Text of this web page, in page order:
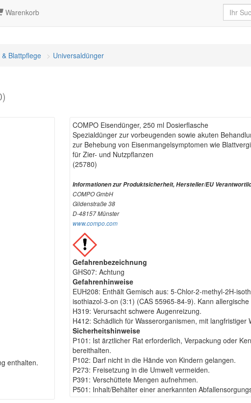
Warenkorb
Blattpflege Universaldünger
enthalten.
COMPO Eisendünger, 250 ml Dosierflasche
Spezialdünger zur vorbeugenden sowie akuten
zur Behebung von Eisenmangelsymptomen wie
für Zier- und Nutzpflanzen
(25780)
Informationen zur Produktsicherheit, Hersteller/EU
COMPO GmbH
Gildenstraße 38
D-48157 Münster
www.compo.com
Gefahrenbezeichnung
GHS07: Achtung
Gefahrenhinweise
EUH208: Enthält Gemisch aus: 5-Chlor-2-methyl-2H-
isothiazol-3-on (3:1) (CAS 55965-84-9). Kann
H319: Verursacht schwere Augenreizung.
H412: Schädlich für Wasserorganismen, mit langfristiger
Sicherheitshinweise
P101: Ist ärztlicher Rat erforderlich, Verpackung oder
bereithalten.
P102: Darf nicht in die Hände von Kindern gelangen.
P273: Freisetzung in die Umwelt vermeiden.
P391: Verschüttete Mengen aufnehmen.
P501: Inhalt/Behälter einer anerkannten